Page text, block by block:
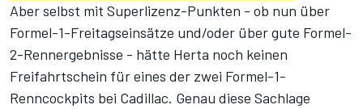
Aber selbst mit Superlizenz-Punkten - ob nun über
Formel-1-Freitagseinsätze und/oder über gute Formel-
2-Rennergebnisse - hätte Herta noch keinen
Freifahrtschein für eines der zwei Formel-1-
Renncockpits bei Cadillac. Genau diese Sachlage